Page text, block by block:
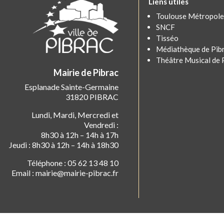
Mairie de Pibrac
Esplanade Sainte-Germaine
31820 PIBRAC
Lundi, Mardi, Mercredi et
Vendredi :
8h30 à 12h – 14h à 17h
Jeudi : 8h30 à 12h – 14h à 18h30
Téléphone : 05 62 13 48 10
Email : mairie@mairie-pibrac.fr
Toulouse Métropole
SNCF
Tisséo
Médiathèque de
Théâtre Musical de